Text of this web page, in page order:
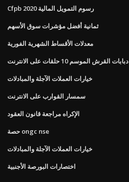
Cfpb رسوم التمويل المالية 2020
ثمانية أفضل مؤشرات سوق الأسهم
معدلات الأقساط الشهرية الفورية
دبابات القرش الموسم 10 حلقات على الانترنت
خيارات العملات الآجلة والمبادلات
سمسار القوارب على الانترنت
الإكراه مراجعة قانون العقود
حصة ongc nse
خيارات العملات الآجلة والمبادلات
اختصارات البورصة الأجنبية